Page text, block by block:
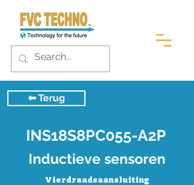
⬅︎ Terug
INS18S8PC055-A2P
Inductieve sensoren
Vierdraadsaansluiting